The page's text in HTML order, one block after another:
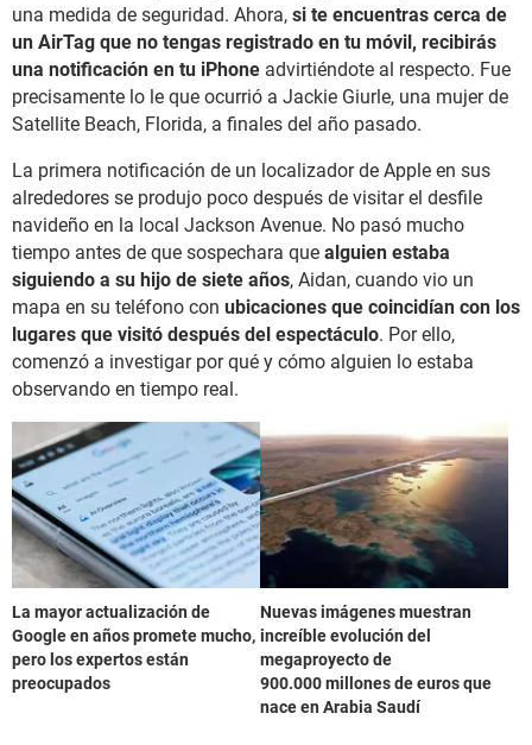
una medida de seguridad. Ahora, si te encuentras cerca de
un AirTag que no tengas registrado en tu móvil, recibirás
una notificación en tu iPhone advirtiéndote al respecto. Fue
precisamente lo le que ocurrió a Jackie Giurle, una mujer de
Satellite Beach, Florida, a finales del año pasado.
La primera notificación de un localizador de Apple en sus
alrededores se produjo poco después de visitar el desfile
navideño en la local Jackson Avenue. No pasó mucho
tiempo antes de que sospechara que alguien estaba
siguiendo a su hijo de siete años, Aidan, cuando vio un
mapa en su teléfono con ubicaciones que coincidían con los
lugares que visitó después del espectáculo. Por ello,
comenzó a investigar por qué y cómo alguien lo estaba
observando en tiempo real.
La mayor actualización de
Google en años promete mucho,
pero los expertos están
preocupados
Nuevas imágenes muestran
increíble evolución del
megaproyecto de
900.000 millones de euros que
nace en Arabia Saudí